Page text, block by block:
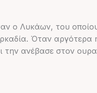
ο Λυκάων, του
Όταν
την ανέβασε στον